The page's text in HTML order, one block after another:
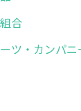
合
ツ・カンパニ